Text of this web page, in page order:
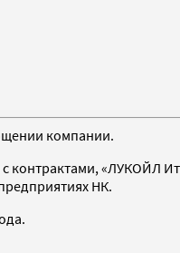
компании.
контрактами, «ЛУКОЙЛ
НК.